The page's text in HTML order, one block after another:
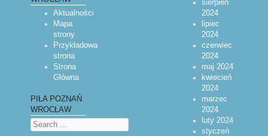
Aktualności
Mapa
strony
Przykładowa
strona
Strona
Główna
PIŁA POZNAŃ
WROCŁAW
Search
sierpień
2024
lipiec
2024
czerwiec
2024
maj 2024
kwiecień
2024
marzec
2024
luty 2024
styczeń